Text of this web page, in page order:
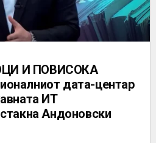
И ПОВИСОКА
дата-центар
ИТ
Андоновски